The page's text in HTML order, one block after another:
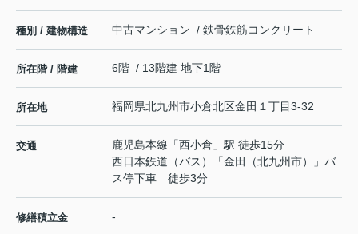
種別 / 建物構造 中古マンション / 鉄骨鉄筋コンクリート
所在階 / 階建 6階 / 13階建 地下1階
所在地 福岡県北九州市小倉北区金田 １丁目3-32
交通 鹿児島本線 「西小倉 」駅 徒歩15分
西日本鉄道（バス）「金田（北九州市）」バ
ス停下車 徒歩3分
修繕積立金 -